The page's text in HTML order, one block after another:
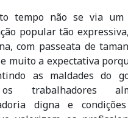
tempo não se via um
popular tão
com passeata de
muito a expectativa
as maldades do
trabalhadores
digna e